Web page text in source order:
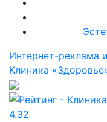
Интернет-реклама
Клиника
4.32